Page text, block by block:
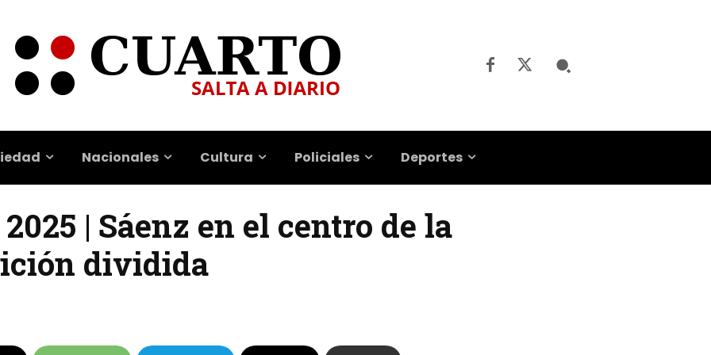
Nacionales Cultura Policiales Deportes
| Sáenz en el centro de la
dividida